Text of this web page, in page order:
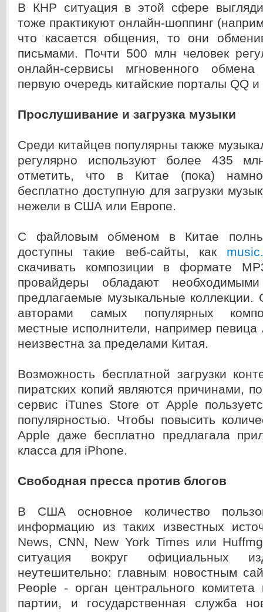
В КНР ситуация в этой сфере
тоже практикуют онлайн-шоппинг
что касается общения, то они
письмами. Почти 500 млн человек
онлайн-сервисы мгновенного
первую очередь китайские порталы QQ
Прослушивание и загрузка музыки
Среди китайцев популярны также
регулярно используют более 435
отметить, что в Китае (пока)
бесплатно доступную для загрузки
нежели в США или Европе.
С файловым обменом в Китае
доступны такие веб-сайты, как
скачивать композиции в формате
провайдеры обладают
предлагаемые музыкальные коллекции.
авторами самых популярных
местные исполнители, например
неизвестна за пределами Китая.
Возможность бесплатной загрузки
пиратских копий являются причинами,
сервис iTunes Store от Apple
популярностью. Чтобы повысить
Apple даже бесплатно предлагала
класса для iPhone.
Свободная пресса против блогов
В США основное количество
информацию из таких известных
News, CNN, New York Times или
ситуация вокруг официальных
неутешительно: главным новостным
People - орган центрального комитета
партии, и государственная служба